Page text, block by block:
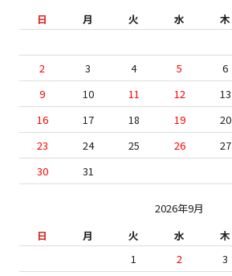
日
月 火 水 木
2
3 4 5 6
9
10 11 12 13
16
17 18 19 20
23
24 25 26 27
30
31
2026年9月
日
月 火 水 木
1
2 3